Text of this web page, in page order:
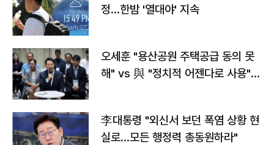
정…한밤 '열대야' 지속
오세훈 "용산공원 주택공급 동의 못
해" vs 與 "정치적 어젠다로 사용"
李대통령 "외신서 보던 폭염 상황 현
실로…모든 행정력 총동원하라"